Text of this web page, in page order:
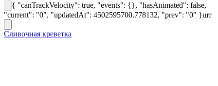
{ "canTrackVelocity": true, "events": {}, "hasAnimated": false,
"current": "0", "updatedAt": 4502595700.778132, "prev": "0" }шт
Сливочная креветка